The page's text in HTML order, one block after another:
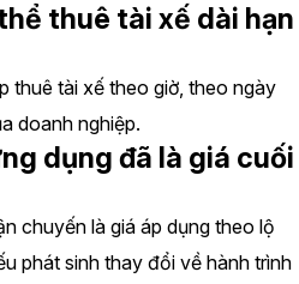
thuê tài xế dài hạn
thuê tài xế theo giờ, theo ngày
doanh nghiệp.
dụng đã là giá cuối
chuyến là giá áp dụng theo lộ
phát sinh thay đổi về hành trình